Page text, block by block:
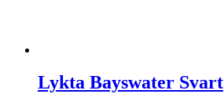
Lykta Bayswater Svart